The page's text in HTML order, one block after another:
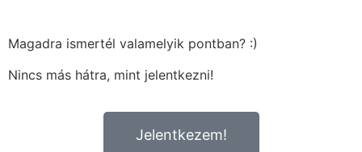
Magadra ismertél valamelyik pontban? :)
Nincs más hátra, mint jelentkezni!
Jelentkezem!